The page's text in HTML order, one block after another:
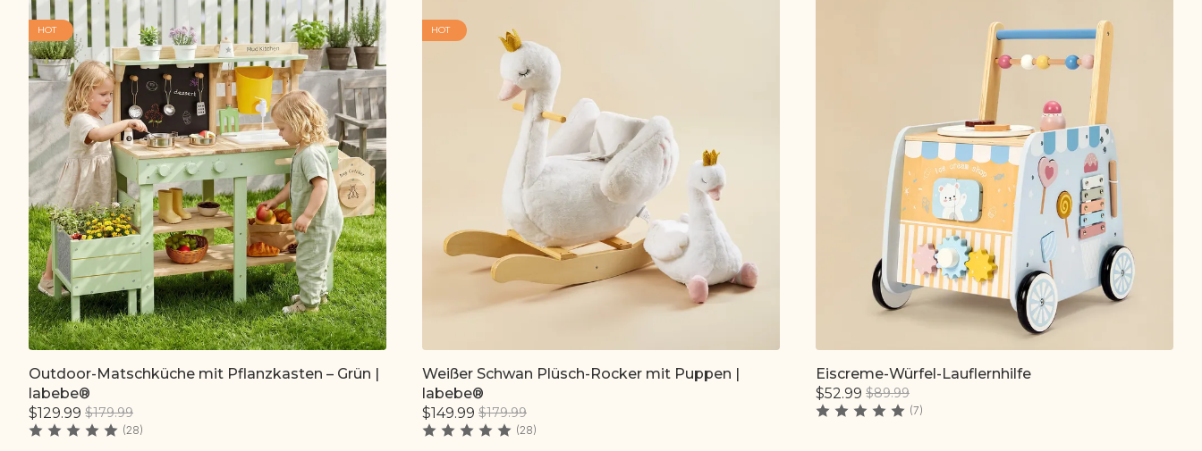
HOT
Outdoor-Matschküche mit Pflanzkasten – Grün |
labebe®
$129.99 $179.99
(28)
HOT
Weißer Schwan Plüsch-Rocker mit Puppen |
labebe®
$149.99 $179.99
(28)
Eiscreme-Würfel-Lauflernhilfe
$52.99 $89.99
(7)